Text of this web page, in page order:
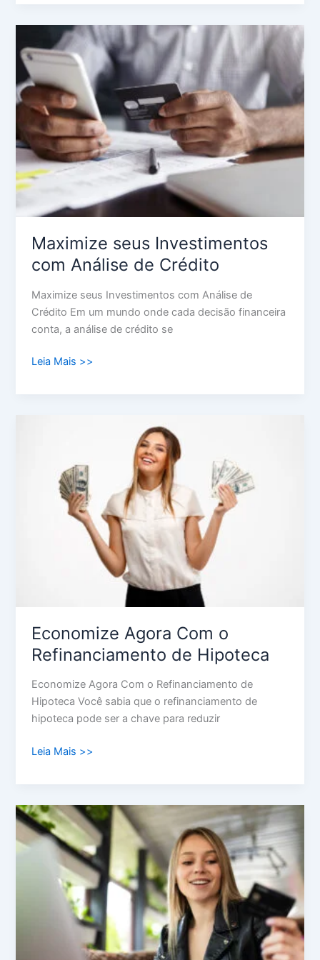
Maximize seus Investimentos
com Análise de Crédito
Maximize seus Investimentos com Análise de
Crédito Em um mundo onde cada decisão financeira
conta, a análise de crédito se
Maximize
seus
Investimentos
com
Análise
Crédito
Leia Mais >>
Economize Agora Com o
Refinanciamento de Hipoteca
Economize Agora Com o Refinanciamento de
Hipoteca Você sabia que o refinanciamento de
hipoteca pode ser a chave para reduzir
Refinanciamento
Leia Mais >>
Crédito
Pessoal
Rápido:
Caminho